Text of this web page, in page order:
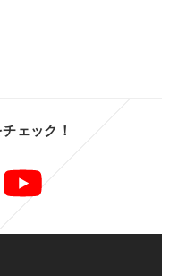
ェック！
YouTube